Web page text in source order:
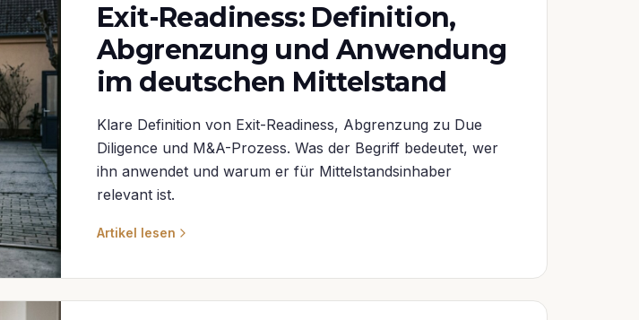
Exit-Readiness: Definition,
Abgrenzung und Anwendung
im deutschen Mittelstand
Klare Definition von Exit-Readiness, Abgrenzung zu Due
Diligence und M&A-Prozess. Was der Begriff bedeutet, wer
ihn anwendet und warum er für Mittelstandsinhaber
relevant ist.
Artikel lesen